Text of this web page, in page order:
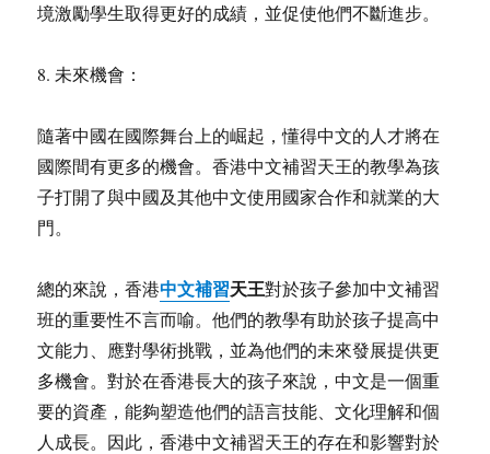
境激勵學生取得更好的成績，並促使他們不斷進步。
8. 未來機會：
隨著中國在國際舞台上的崛起，懂得中文的人才將在
國際間有更多的機會。香港中文補習天王的教學為孩
子打開了與中國及其他中文使用國家合作和就業的大
門。
總的來說，香港中文補習天王對於孩子參加中文補習
班的重要性不言而喻。他們的教學有助於孩子提高中
文能力、應對學術挑戰，並為他們的未來發展提供更
多機會。對於在香港長大的孩子來說，中文是一個重
要的資產，能夠塑造他們的語言技能、文化理解和個
人成長。因此，香港中文補習天王的存在和影響對於